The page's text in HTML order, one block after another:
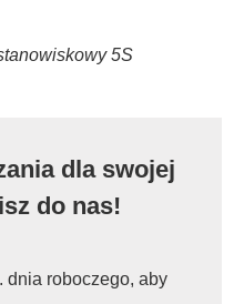
5S
dla swojej
do nas!
dnia roboczego, aby